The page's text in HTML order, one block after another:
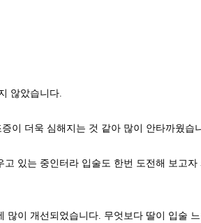
않았습니다.
이 더욱 심해지는 것 같아 많이 안타까웠습
있는 중인터라 입술도 한번 도전해 보고
이 개선되었습니다. 무엇보다 딸이 입술